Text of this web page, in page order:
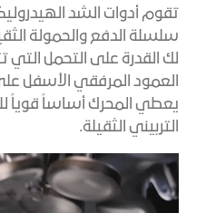
تقوم أدوات الشد
سلسلة الدفع والحمولة
لك القدرة على التحمل
العمود المرفقي الأسفل
يعطي المحرك أساساً قوياً
التربيني الثقيلة.